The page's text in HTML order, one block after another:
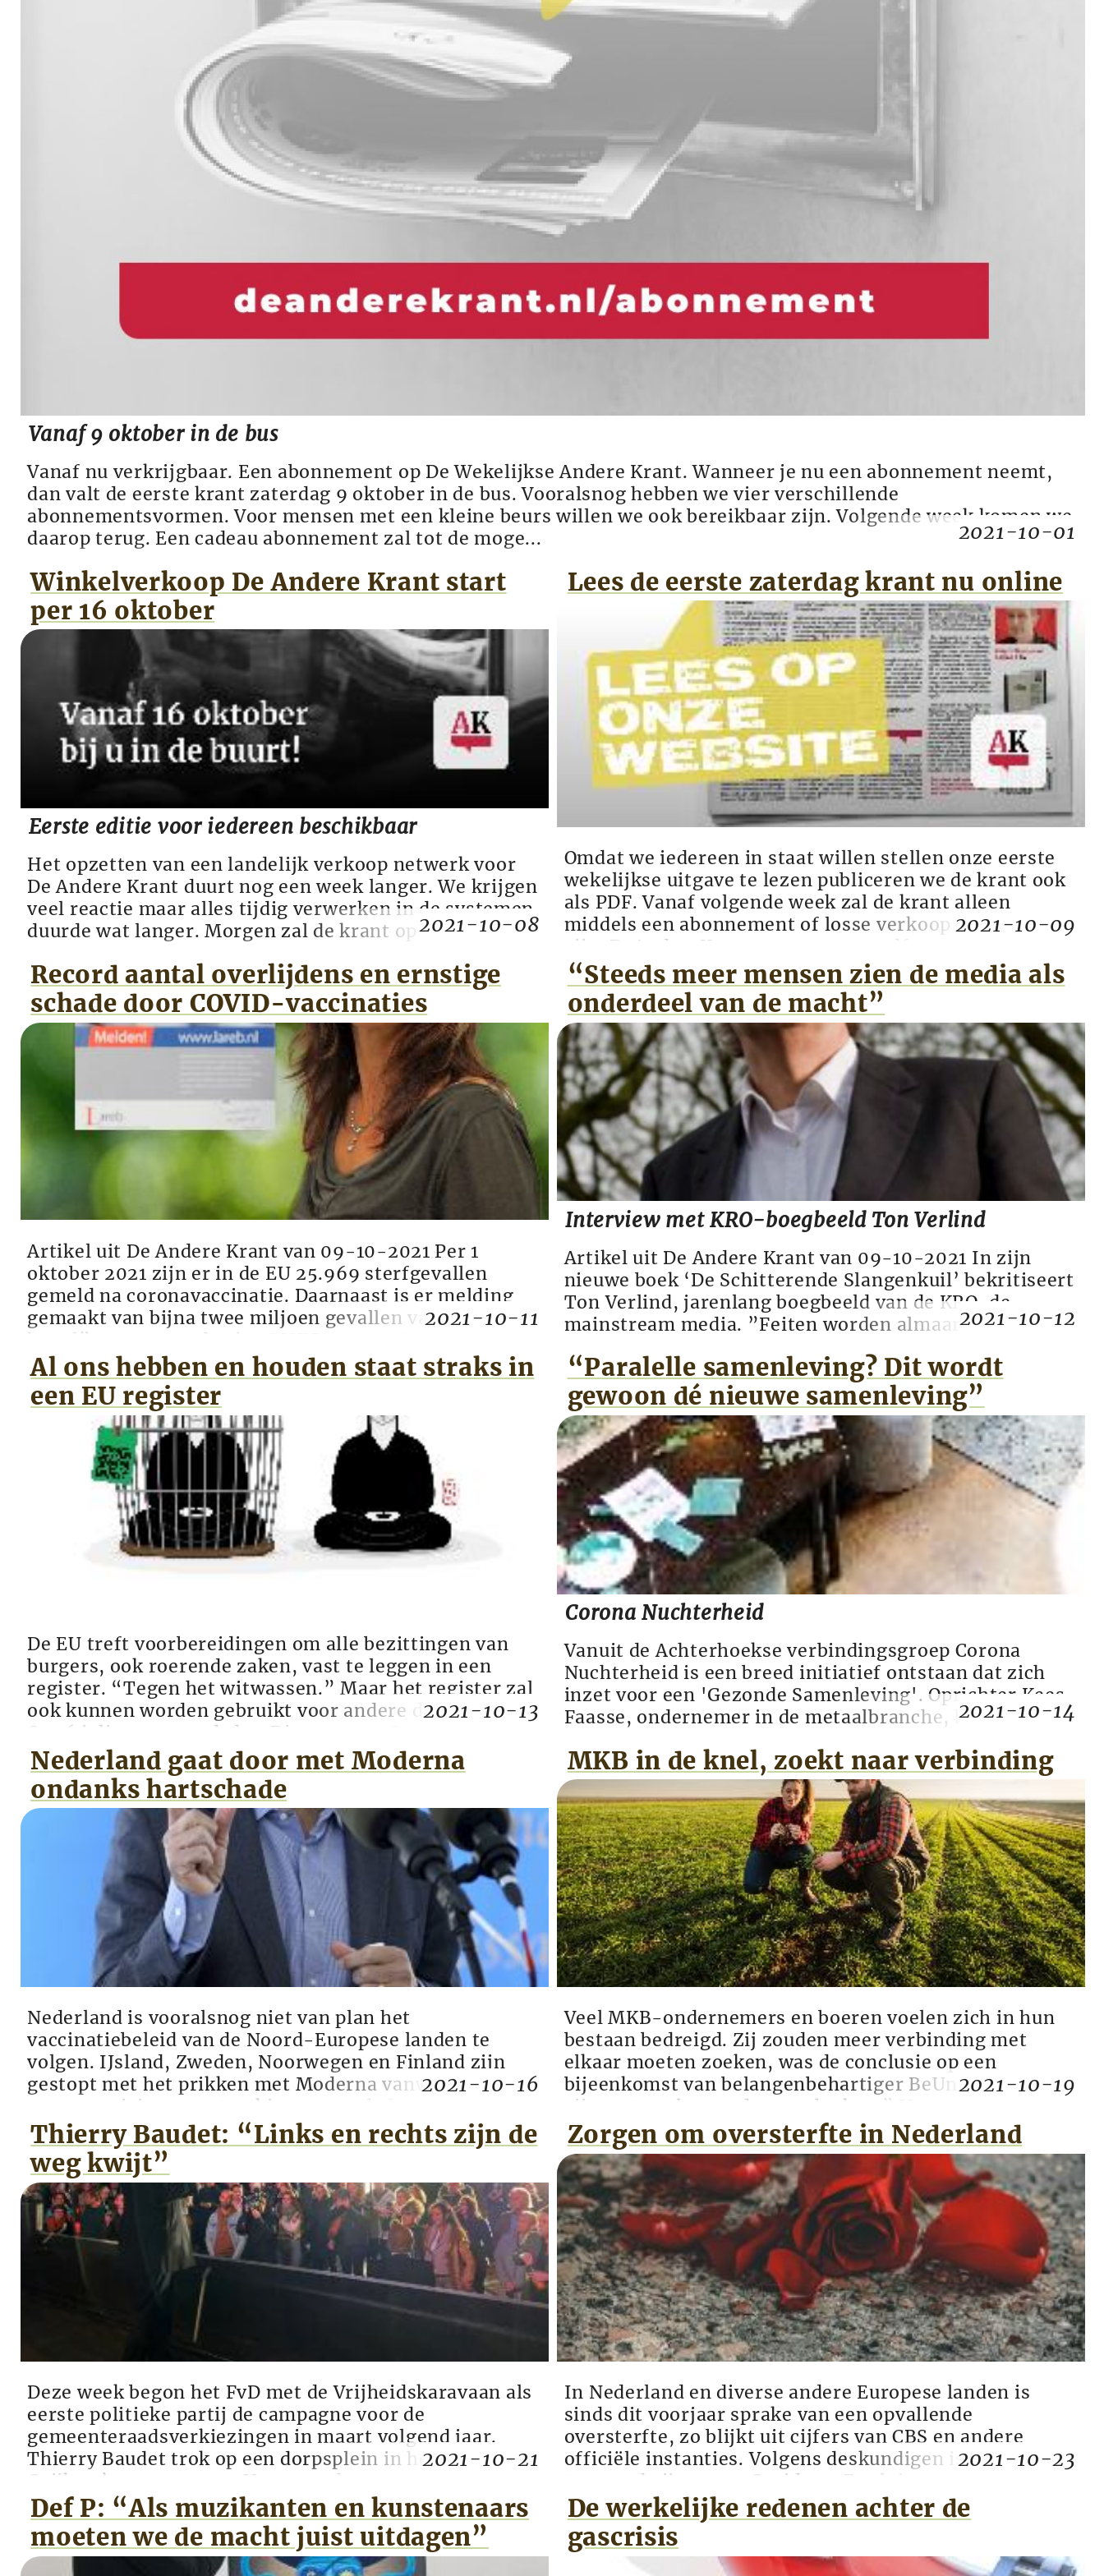
Vanaf 9 oktober in de bus
Vanaf nu verkrijgbaar. Een abonnement op De Wekelijkse Andere Krant. Wanneer je nu een abonnement neemt,
dan valt de eerste krant zaterdag 9 oktober in de bus. Vooralsnog hebben we vier verschillende
abonnementsvormen. Voor mensen met een kleine beurs willen we ook bereikbaar zijn. Volgende week komen we
daarop terug. Een cadeau abonnement zal tot de moge...
2021-10-01
Winkelverkoop De Andere Krant start
per 16 oktober
Eerste editie voor iedereen beschikbaar
Het opzetten van een landelijk verkoop netwerk voor
De Andere Krant duurt nog een week langer. We krijgen
veel reactie maar alles tijdig verwerken in de systemen
duurde wat langer. Morgen zal de krant op sommige
plekken nog niet om een toeloop en eventuele
teleurstelling te voorkomen. Om te zorgen dat iederee...
2021-10-08
Lees de eerste zaterdag krant nu online
Omdat we iedereen in staat willen stellen onze eerste
wekelijkse uitgave te lezen publiceren we de krant ook
als PDF. Vanaf volgende week zal de krant alleen
middels een abonnement of losse verkoop te verkrijgen
zijn. DeAndereKrant-2021-10-09.pdf...
2021-10-09
Record aantal overlijdens en ernstige
schade door COVID-vaccinaties
Artikel uit De Andere Krant van 09-10-2021 Per 1
oktober 2021 zijn er in de EU 25.969 sterfgevallen
gemeld na coronavaccinatie. Daarnaast is er melding
gemaakt van bijna twee miljoen gevallen van “zwaar
letsel” na een van de vier COVID-19 vaccins (Moderna,
Pfizer, Janssen, AstraZeneca), waarvan 677.423 nog
niet waren hersteld per 1 oktober. Dat blijkt uit...
2021-10-11
“Steeds meer mensen zien de media als
onderdeel van de macht”
Interview met KRO-boegbeeld Ton Verlind
Artikel uit De Andere Krant van 09-10-2021 In zijn
nieuwe boek ‘De Schitterende Slangenkuil’ bekritiseert
Ton Verlind, jarenlang boegbeeld van de KRO, de
mainstream media. ”Feiten worden almaar minder
Krant. “Ik mis journalistiek die schuurt.” Afwijkende
meningen, zoals die van Maurice de Hond, worden a...
2021-10-12
Al ons hebben en houden staat straks in
een EU register
De EU treft voorbereidingen om alle bezittingen van
burgers, ook roerende zaken, vast te leggen in een
register. “Tegen het witwassen.” Maar het register zal
ook kunnen worden gebruikt voor andere doeleinden.
Op 16 juli 2021 opende het Directoraat-Generaal voor
Financiële Stabiliteit, Financiële Diensten en
Kapitaalmarkten (DG FISMA) van de Europese
Commis...
2021-10-13
“Paralelle samenleving? Dit wordt
gewoon dé nieuwe samenleving”
Corona Nuchterheid
Vanuit de Achterhoekse verbindingsgroep Corona
Nuchterheid is een breed initiatief ontstaan dat zich
inzet voor een 'Gezonde Samenleving'. Oprichter Kees
Faasse, ondernemer in de metaalbranche, bouwt met
wij doen is niet een parallelle samenleving creëren. Dit
moet gewoon de samenleving worden." Het be...
2021-10-14
Nederland gaat door met Moderna
ondanks hartschade
Nederland is vooralsnog niet van plan het
vaccinatiebeleid van de Noord-Europese landen te
volgen. IJsland, Zweden, Noorwegen en Finland zijn
gestopt met het prikken met Moderna vanwege een
vergroot risico op ontstekingen aan de hartspier en het
hartspierzakje. Bij het EU meldpunt EUdraVigilance zijn
voor het Moderna vaccin 787 dodelijke slachtoffers
gemeld ...
2021-10-16
MKB in de knel, zoekt naar verbinding
Veel MKB-ondernemers en boeren voelen zich in hun
bestaan bedreigd. Zij zouden meer verbinding met
elkaar moeten zoeken, was de conclusie op een
bijeenkomst van belangenbehartiger BeUnited. “We
zijn met veel meer dan we denken.” Hoe zorgen we
ervoor dat MKB en boeren zich vrij voelen om nee te
zeggen tegen het huidige beleid van de overheid? Dat
was de b...
2021-10-19
Thierry Baudet: “Links en rechts zijn de
weg kwijt”
Deze week begon het FvD met de Vrijheidskaravaan als
eerste politieke partij de campagne voor de
gemeenteraadsverkiezingen in maart volgend jaar.
Thierry Baudet trok op een dorpsplein in het Brabantse
Cuijk zo’n 150 mensen. Vanwege de samenvoeging van
vijf gemeenten vinden daar al op 24 november
‘herindelingsverkiezingen’ plaats. Baudet vindt FvD
niet links ...
2021-10-21
Zorgen om oversterfte in Nederland
In Nederland en diverse andere Europese landen is
sinds dit voorjaar sprake van een opvallende
oversterfte, zo blijkt uit cijfers van CBS en andere
officiële instanties. Volgens deskundigen is deze niet
toe te schrijven aan Covid-19. Ze sluiten een verband
met de corona-vaccinatiecampagnes niet uit. Volgens
immunoloog prof. dr. Theo Schetters, die met een ...
2021-10-23
Def P: “Als muzikanten en kunstenaars
moeten we de macht juist uitdagen”
De werkelijke redenen achter de
gascrisis